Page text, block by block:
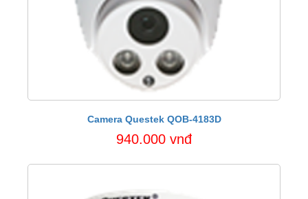
Camera Questek QOB-4183D
940.000 vnđ